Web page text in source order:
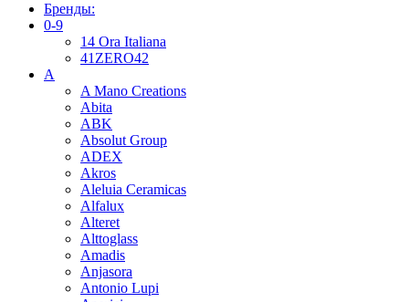
Бренды:
0-9
14 Ora Italiana
41ZERO42
A
A Mano Creations
Abita
ABK
Absolut Group
ADEX
Akros
Aleluia Ceramicas
Alfalux
Alteret
Alttoglass
Amadis
Anjasora
Antonio Lupi